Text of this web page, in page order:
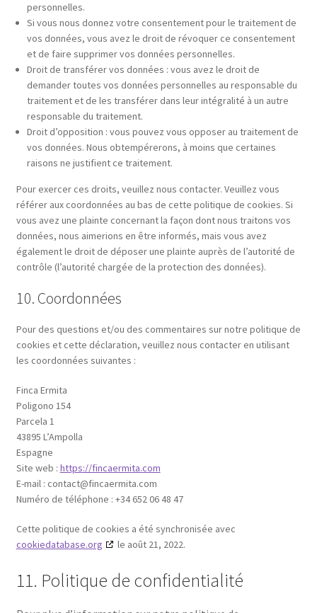
personnelles.
Si vous nous donnez votre consentement pour le traitement de
vos données, vous avez le droit de révoquer ce consentement
et de faire supprimer vos données personnelles.
Droit de transférer vos données : vous avez le droit de
demander toutes vos données personnelles au responsable du
traitement et de les transférer dans leur intégralité à un autre
responsable du traitement.
Droit d’opposition : vous pouvez vous opposer au traitement de
vos données. Nous obtempérerons, à moins que certaines
raisons ne justifient ce traitement.
Pour exercer ces droits, veuillez nous contacter. Veuillez vous
référer aux coordonnées au bas de cette politique de cookies. Si
vous avez une plainte concernant la façon dont nous traitons vos
données, nous aimerions en être informés, mais vous avez
également le droit de déposer une plainte auprès de l’autorité de
contrôle (l’autorité chargée de la protection des données).
10. Coordonnées
Pour des questions et/ou des commentaires sur notre politique de
cookies et cette déclaration, veuillez nous contacter en utilisant
les coordonnées suivantes :
Finca Ermita
Poligono 154
Parcela 1
43895 L’Ampolla
Espagne
Site web : https://fincaermita.com
E-mail : contact@fincaermita.com
Numéro de téléphone : +34 652 06 48 47
Cette politique de cookies a été synchronisée avec
cookiedatabase.org
le août 21, 2022.
11. Politique de confidentialité